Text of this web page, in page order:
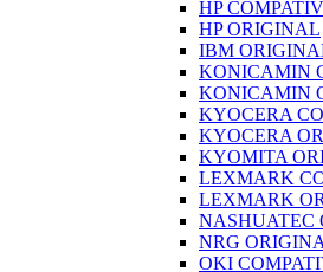
HP
HP ORIGINAL
IBM
KONICAMIN
KONICAMIN
KYOCERA
KYOCERA
KYOMITA
LEXMARK
LEXMARK
NASHUATEC
NRG
OKI